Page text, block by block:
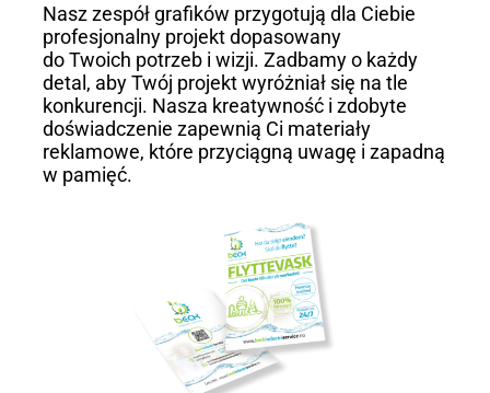
Nasz zespół grafików przygotują dla Ciebie
profesjonalny projekt dopasowany
do Twoich potrzeb i wizji. Zadbamy o każdy
detal, aby Twój projekt wyróżniał się na tle
konkurencji. Nasza kreatywność i zdobyte
doświadczenie zapewnią Ci materiały
reklamowe, które przyciągną uwagę i zapadną
w pamięć.